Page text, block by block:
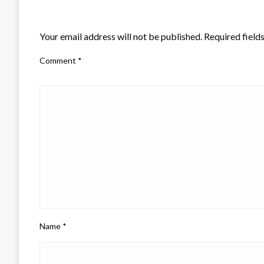
Your email address will not be published. Required
Comment *
Name *